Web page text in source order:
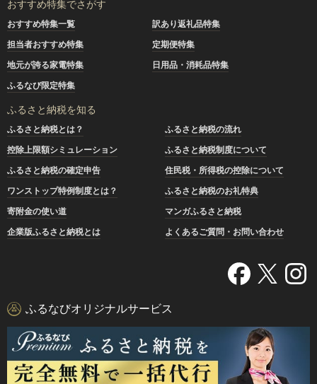
おすすめ特集でさがす
おすすめ特集一覧
訳あり返礼品特集
担当者おすすめ特集
定期便特集
地元が誇る家電特集
日用品・消耗品特集
ふるなび限定特集
ふるさと納税を知る
ふるさと納税とは？
ふるさと納税の流れ
控除上限額シミュレーション
ふるさと納税制度について
ふるさと納税の確定申告
住民税・所得税の控除について
ワンストップ特例制度とは？
ふるさと納税のお礼特典
寄附金の使い道
マンガふるさと納税
企業版ふるさと納税とは
よくあるご質問・お問い合わせ
ふるなびオリジナルサービス